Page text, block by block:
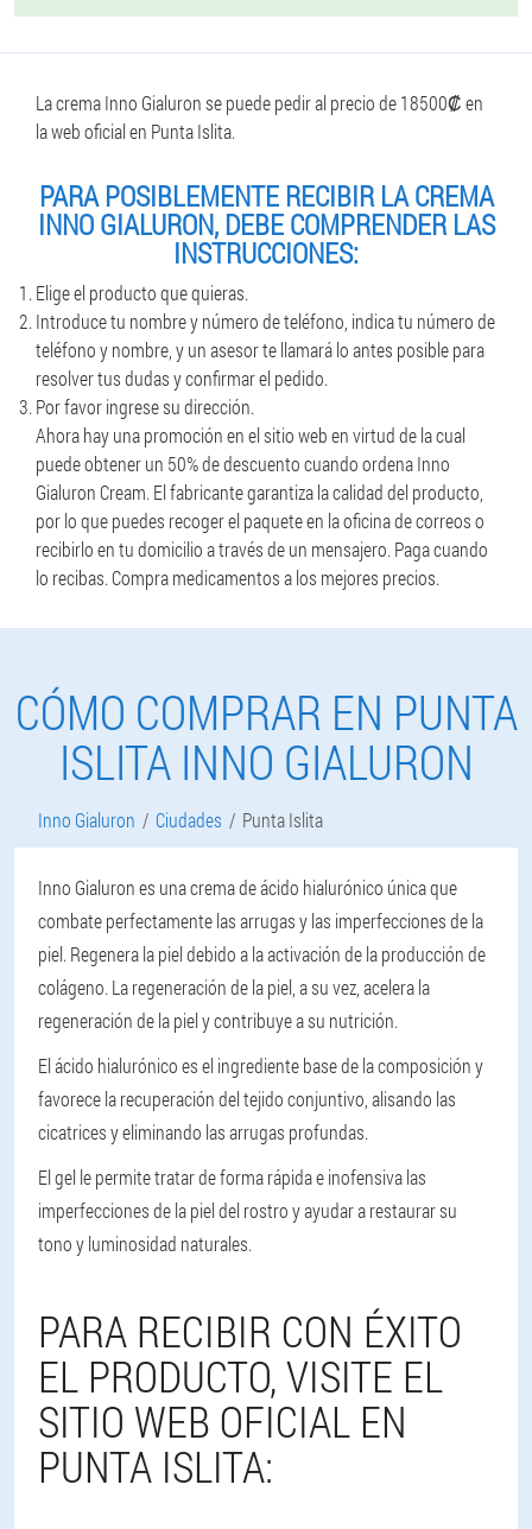
La crema Inno Gialuron se puede pedir al precio de 18500₡ en
la web oficial en Punta Islita.
PARA POSIBLEMENTE RECIBIR LA CREMA
INNO GIALURON, DEBE COMPRENDER LAS
INSTRUCCIONES:
Elige el producto que quieras.
Introduce tu nombre y número de teléfono, indica tu número de
teléfono y nombre, y un asesor te llamará lo antes posible para
resolver tus dudas y confirmar el pedido.
Por favor ingrese su dirección.
Ahora hay una promoción en el sitio web en virtud de la cual
puede obtener un 50% de descuento cuando ordena Inno
Gialuron Cream. El fabricante garantiza la calidad del producto,
por lo que puedes recoger el paquete en la oficina de correos o
recibirlo en tu domicilio a través de un mensajero. Paga cuando
lo recibas. Compra medicamentos a los mejores precios.
CÓMO COMPRAR EN PUNTA
ISLITA INNO GIALURON
Inno Gialuron Ciudades Punta Islita
Inno Gialuron es una crema de ácido hialurónico única que
combate perfectamente las arrugas y las imperfecciones de la
piel. Regenera la piel debido a la activación de la producción de
colágeno. La regeneración de la piel, a su vez, acelera la
regeneración de la piel y contribuye a su nutrición.
El ácido hialurónico es el ingrediente base de la composición y
favorece la recuperación del tejido conjuntivo, alisando las
cicatrices y eliminando las arrugas profundas.
El gel le permite tratar de forma rápida e inofensiva las
imperfecciones de la piel del rostro y ayudar a restaurar su
tono y luminosidad naturales.
PARA RECIBIR CON ÉXITO
EL PRODUCTO, VISITE EL
SITIO WEB OFICIAL EN
PUNTA ISLITA: